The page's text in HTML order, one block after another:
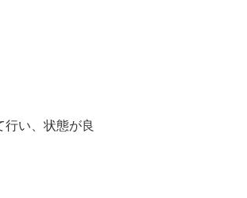
い、状態が良